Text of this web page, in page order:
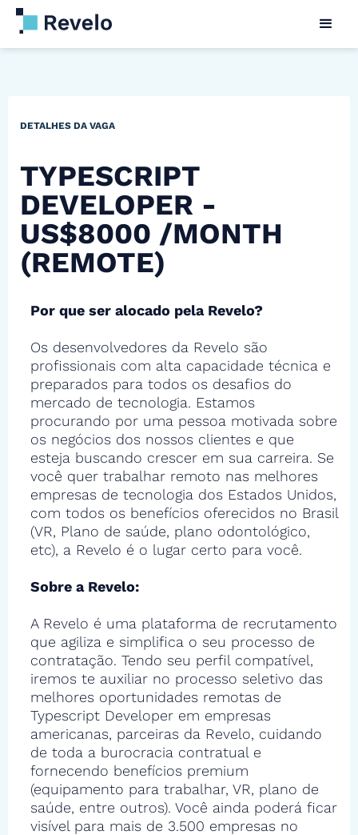
DETALHES DA VAGA
TYPESCRIPT
DEVELOPER -
US$8000 /MONTH
(REMOTE)
Por que ser alocado pela Revelo?
Os desenvolvedores da Revelo são
profissionais com alta capacidade técnica e
preparados para todos os desafios do
mercado de tecnologia. Estamos
procurando por uma pessoa motivada sobre
os negócios dos nossos clientes e que
esteja buscando crescer em sua carreira. Se
você quer trabalhar remoto nas melhores
empresas de tecnologia dos Estados Unidos,
com todos os benefícios oferecidos no Brasil
(VR, Plano de saúde, plano odontológico,
etc), a Revelo é o lugar certo para você.
Sobre a Revelo:
A Revelo é uma plataforma de recrutamento
que agiliza e simplifica o seu processo de
contratação. Tendo seu perfil compatível,
iremos te auxiliar no processo seletivo das
melhores oportunidades remotas de
Typescript Developer em empresas
americanas, parceiras da Revelo, cuidando
de toda a burocracia contratual e
fornecendo benefícios premium
(equipamento para trabalhar, VR, plano de
saúde, entre outros). Você ainda poderá ficar
visível para mais de 3.500 empresas no